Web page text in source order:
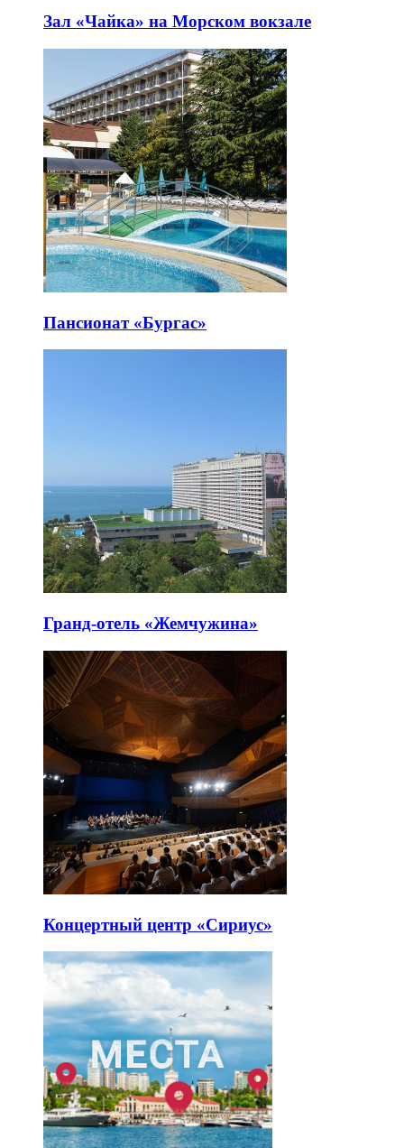
Зал «Чайка» на Морском вокзале
Пансионат «Бургас»
Гранд-отель «Жемчужина»
Концертный центр «Сириус»